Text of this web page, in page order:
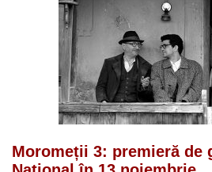
Moromeții 3: premieră de